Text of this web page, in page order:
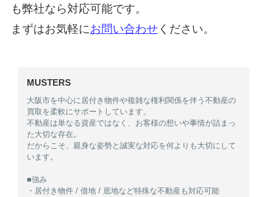
も弊社なら対応可能です。
まずはお気軽にお問い合わせ ください。
MUSTERS
大阪市を中心に居付き物件や複雑な権利関係を伴う不動産の
買取を柔軟にサポートしています。
不動産は単なる資産ではなく、お客様の想いや事情が詰まっ
た大切な存在。
だからこそ、親身な姿勢と誠実な対応を何よりも大切にして
います。
■強み
・居付き物件 / 借地 / 底地など特殊な不動産も対応可能